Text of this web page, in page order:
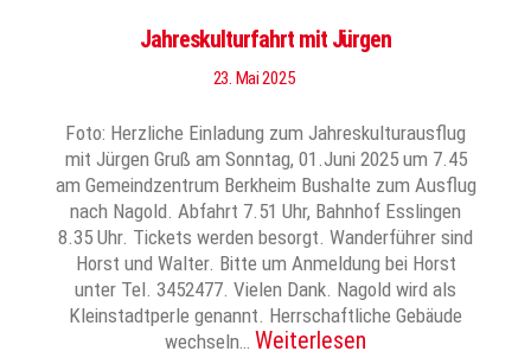
Jahreskulturfahrt mit Jürgen
23. Mai 2025
Foto: Herzliche Einladung zum Jahreskulturausflug
mit Jürgen Gruß am Sonntag, 01.Juni 2025 um 7.45
am Gemeindzentrum Berkheim Bushalte zum Ausflug
nach Nagold. Abfahrt 7.51 Uhr, Bahnhof Esslingen
8.35 Uhr. Tickets werden besorgt. Wanderführer sind
Horst und Walter. Bitte um Anmeldung bei Horst
unter Tel. 3452477. Vielen Dank. Nagold wird als
Kleinstadtperle genannt. Herrschaftliche Gebäude
wechseln… Weiterlesen